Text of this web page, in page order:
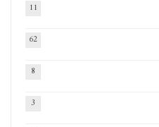
11
62
8
3